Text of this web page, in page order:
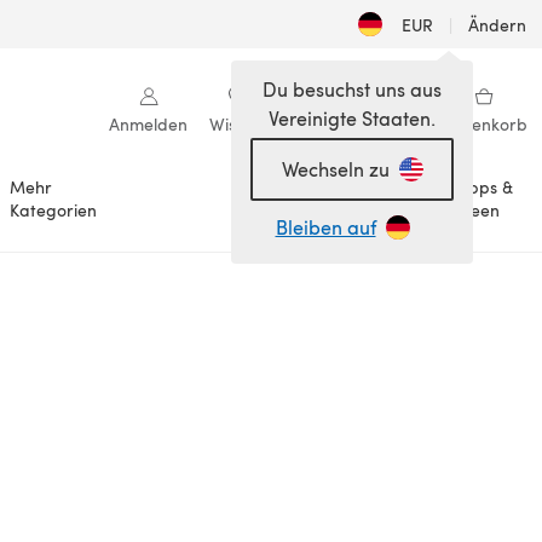
EUR | Ändern
Anmelden Wishlist Meine Bibliothek Warenkorb
Mehr
Kategorien
Anlässe
Tipps &
Ideen
Du besuchst uns aus
Vereinigte Staaten.
Wechseln zu
Bleiben auf